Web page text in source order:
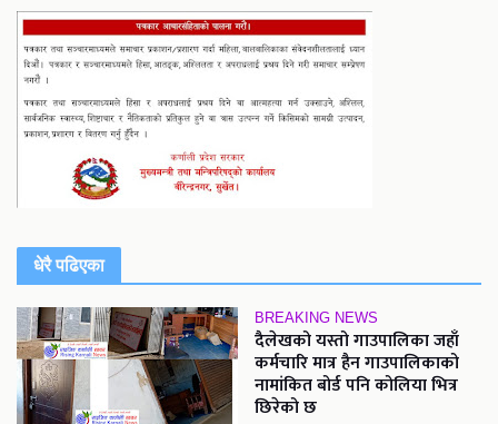
धेरै पढिएका
BREAKING NEWS
दैलेखको यस्तो गाउपालिका जहाँ
कर्मचारि मात्र हैन गाउपालिकाको
नामांकित बोर्ड पनि कोलिया भित्र
छिरेको छ